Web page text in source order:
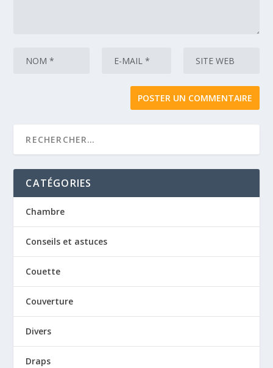
CATÉGORIES
Chambre
Conseils et astuces
Couette
Couverture
Divers
Draps